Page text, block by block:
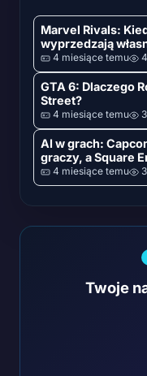
Marvel Rivals:
wyprzedzają
4 miesiące temu
GTA 6: Dlaczego
Street?
4 miesiące temu
AI w grach:
graczy, a Square
4 miesiące temu
Twoje